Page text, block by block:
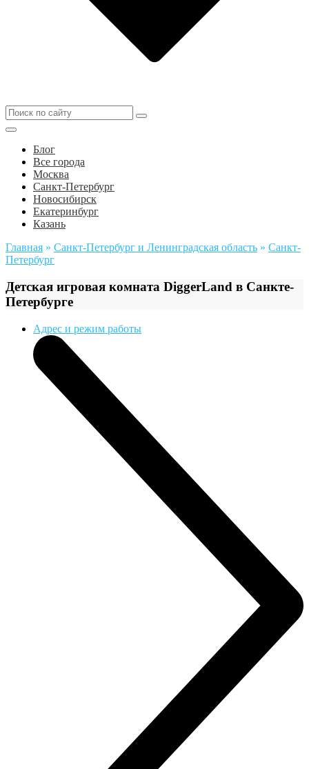
Блог
Все города
Москва
Санкт-Петербург
Новосибирск
Екатеринбург
Казань
Главная » Санкт-Петербург и Ленинградская область » Санкт-
Петербург
Детская игровая комната DiggerLand в Санкте-
Петербурге
Адрес и режим работы